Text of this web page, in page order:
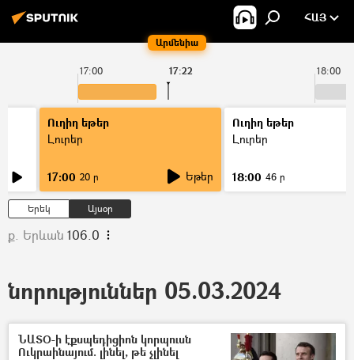
Արմենիա
ՀԱՅ
17:00 18:00
17:22
Ուղիղ եթեր
Լուրեր
17:00 20 ր Եթեր
Ուղիղ եթեր
Լուրեր
18:00 46 ր
Երեկ Այսօր
ք. Երևան 106.0
նորություններ 05.03.2024
ՆԱՏՕ-ի էքսպեդիցիոն կորպուսն
Ուկրաինայում. լինել, թե չլինել